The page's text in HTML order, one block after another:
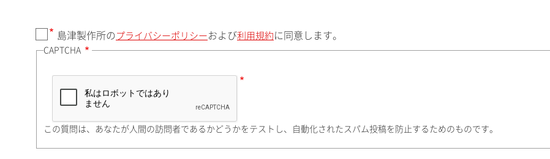
町名・番地（勤務先）
島津製作所の プライバシーポリシー および利用規約 に同意します。
CAPTCHA
この質問は、あなたが人間の訪問者であるかどうかをテストし、自動化されたスパム投稿を防止するためのものです。